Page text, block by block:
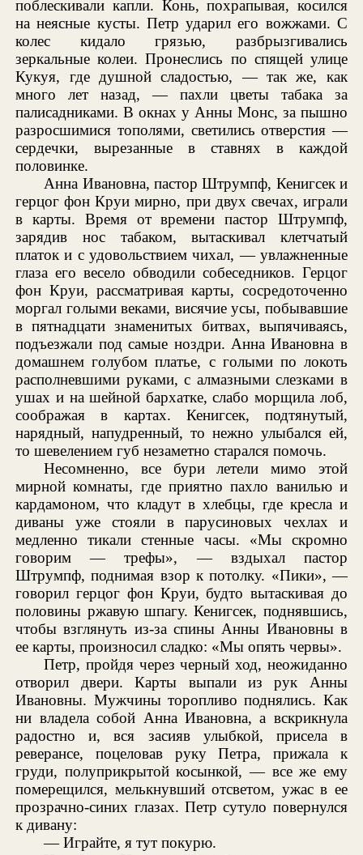
поблескивали капли. Конь, похрапывая, косился
на неясные кусты. Петр ударил его вожжами. С
колес кидало грязью, разбрызгивались
зеркальные колеи. Пронеслись по спящей улице
Кукуя, где душной сладостью, — так же, как
много лет назад, — пахли цветы табака за
палисадниками. В окнах у Анны Монс, за пышно
разросшимися тополями, светились отверстия —
сердечки, вырезанные в ставнях в каждой
половинке.
Анна Ивановна, пастор Штрумпф, Кенигсек и
герцог фон Круи мирно, при двух свечах, играли
в карты. Время от времени пастор Штрумпф,
зарядив нос табаком, вытаскивал клетчатый
платок и с удовольствием чихал, — увлажненные
глаза его весело обводили собеседников. Герцог
фон Круи, рассматривая карты, сосредоточенно
моргал голыми веками, висячие усы, побывавшие
в пятнадцати знаменитых битвах, выпячиваясь,
подъезжали под самые ноздри. Анна Ивановна в
домашнем голубом платье, с голыми по локоть
располневшими руками, с алмазными слезками в
ушах и на шейной бархатке, слабо морщила лоб,
соображая в картах. Кенигсек, подтянутый,
нарядный, напудренный, то нежно улыбался ей,
то шевелением губ незаметно старался помочь.
Несомненно, все бури летели мимо этой
мирной комнаты, где приятно пахло ванилью и
кардамоном, что кладут в хлебцы, где кресла и
диваны уже стояли в парусиновых чехлах и
медленно тикали стенные часы. «Мы скромно
говорим — трефы», — вздыхал пастор
Штрумпф, поднимая взор к потолку. «Пики», —
говорил герцог фон Круи, будто вытаскивая до
половины ржавую шпагу. Кенигсек, поднявшись,
чтобы взглянуть из-за спины Анны Ивановны в
ее карты, произносил сладко: «Мы опять червы».
Петр, пройдя через черный ход, неожиданно
отворил двери. Карты выпали из рук Анны
Ивановны. Мужчины торопливо поднялись. Как
ни владела собой Анна Ивановна, а вскрикнула
радостно и, вся засияв улыбкой, присела в
реверансе, поцеловав руку Петра, прижала к
груди, полуприкрытой косынкой, — все же ему
померещился, мелькнувший отсветом, ужас в ее
прозрачно-синих глазах. Петр сутуло повернулся
к дивану:
— Играйте, я тут покурю.